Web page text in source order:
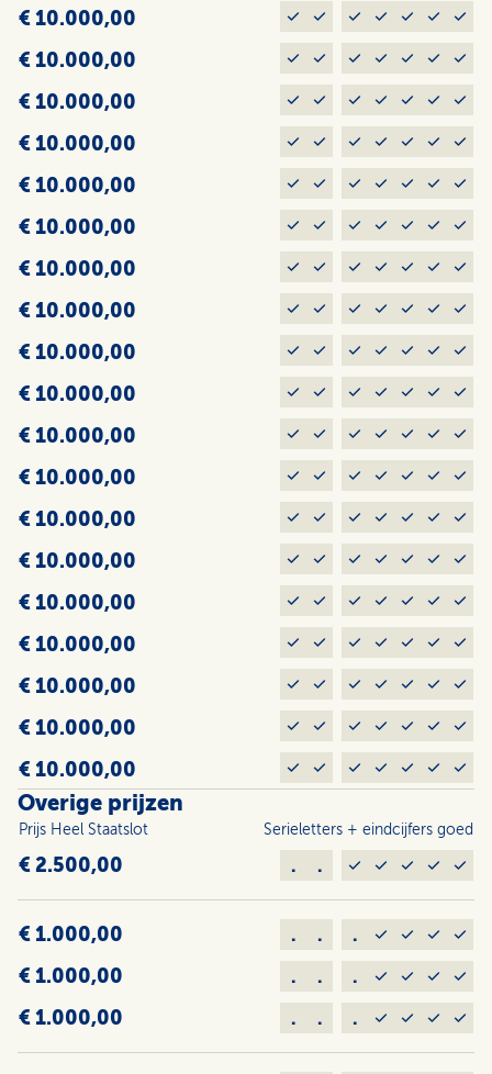
€ 10.000,00
€ 10.000,00
€ 10.000,00
€ 10.000,00
€ 10.000,00
€ 10.000,00
€ 10.000,00
€ 10.000,00
€ 10.000,00
€ 10.000,00
€ 10.000,00
€ 10.000,00
€ 10.000,00
€ 10.000,00
€ 10.000,00
€ 10.000,00
€ 10.000,00
€ 10.000,00
€ 10.000,00
Overige prijzen
Prijs Heel Staats­lot Serieletters + eindcijfers goed
€ 2.500,00 . .
€ 1.000,00 . . .
€ 1.000,00 . . .
€ 1.000,00 . . .